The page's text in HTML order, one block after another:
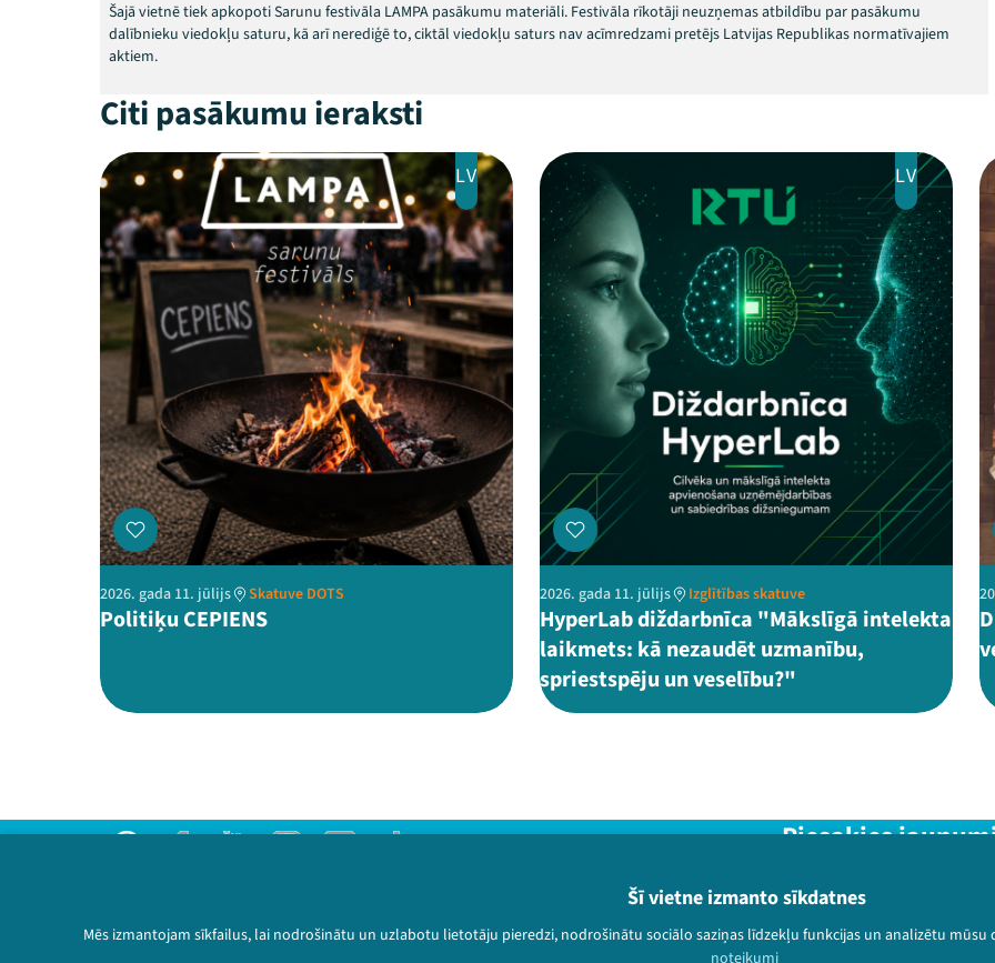
Šī vietne izmanto sīkdatnes
Mēs izmantojam sīkfailus, lai nodrošinātu un uzlabotu lietotāju pieredzi, nodrošinātu sociālo saziņas līdzekļu funkcijas un analizētu
noteikumi
Šajā vietnē tiek apkopoti Sarunu festivāla LAMPA pasākumu materiāli. Festivāla rīkotāji neuzņemas atbildību par pasākumu
dalībnieku viedokļu saturu, kā arī nerediģē to, ciktāl viedokļu saturs nav acīmredzami pretējs Latvijas Republikas normatīvajiem
aktiem.
Citi pasākumu ieraksti
LV
2026. gada 11. jūlijs Skatuve DOTS
Politiķu CEPIENS
LV
2026. gada 11. jūlijs Izglītības skatuve
HyperLab diždarbnīca "Mākslīgā intelekta
laikmets: kā nezaudēt uzmanību,
spriestspēju un veselību?"
Privātuma politika
Lietošanas noteikumi un sīkdatņu politika
Piesakies
Nepalaid garām aktuālāko